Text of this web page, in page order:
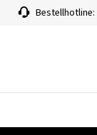
Bestellhotline: